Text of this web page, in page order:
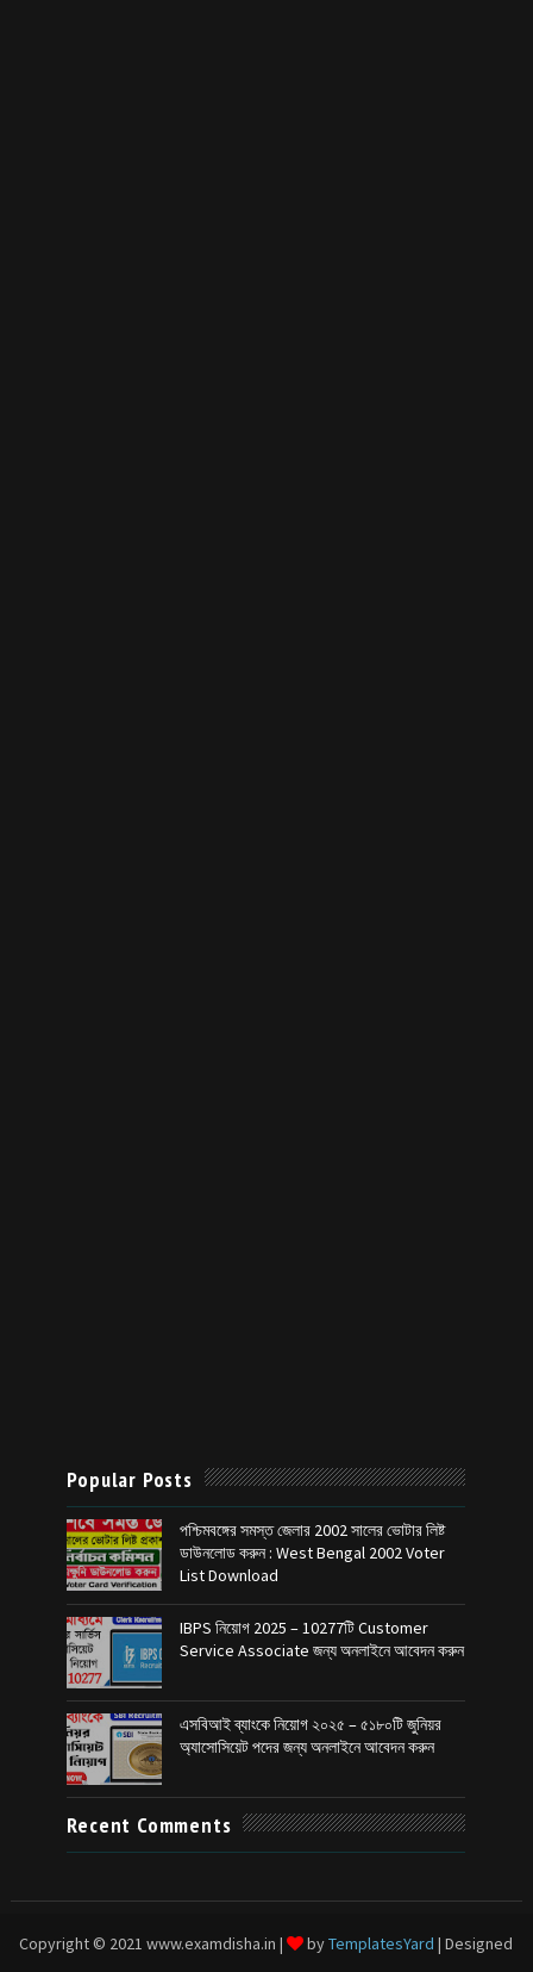
Popular Posts
পশ্চিমবঙ্গের সমস্ত জেলার 2002 সালের ভোটার লিষ্ট
ডাউনলোড করুন : West Bengal 2002 Voter
List Download
IBPS নিয়োগ 2025 – 10277টি Customer
Service Associate জন্য অনলাইনে আবেদন করুন
এসবিআই ব্যাংকে নিয়োগ ২০২৫ – ৫১৮০টি জুনিয়র
অ্যাসোসিয়েট পদের জন্য অনলাইনে আবেদন করুন
Recent Comments
Copyright © 2021 www.examdisha.in | byTemplatesYard | Designed